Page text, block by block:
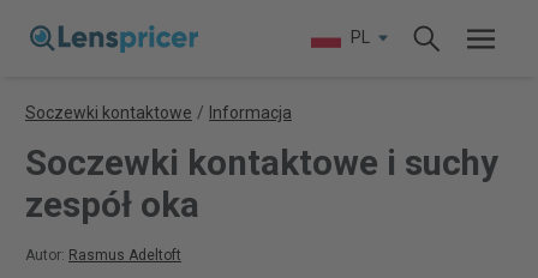
PL
Soczewki kontaktowe / Informacja
Soczewki kontaktowe i suchy
zespół oka
Autor: Rasmus Adeltoft